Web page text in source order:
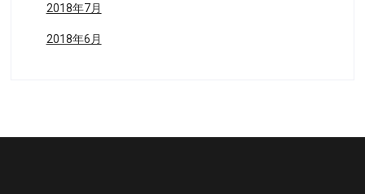
2018年7月
2018年6月